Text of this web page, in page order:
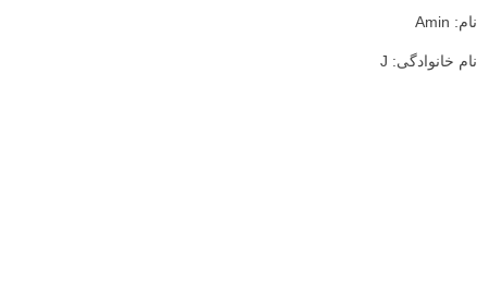
نام: Amin
نام خانوادگی: J